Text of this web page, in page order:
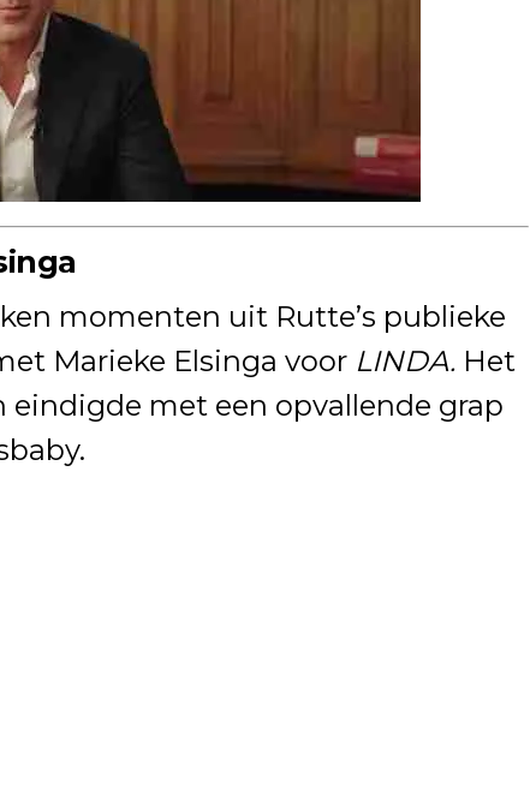
momenten uit Rutte’s publieke
Marieke Elsinga voor LINDA. Het
eindigde met een opvallende grap